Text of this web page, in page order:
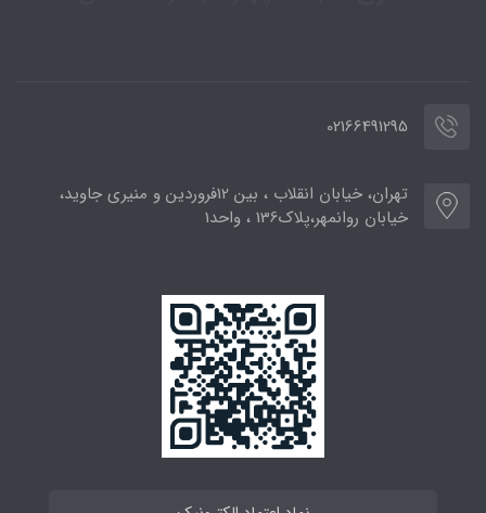
02166491295
تهران، خیابان انقلاب ، بین 12فروردین و منیری جاوید،
خیابان روانمهر،پلاک136 ، واحد1